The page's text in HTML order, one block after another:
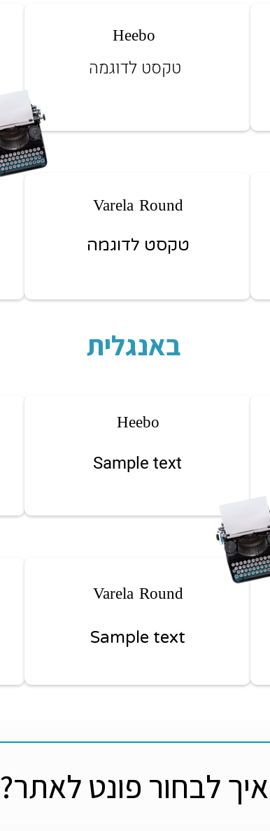
Heebo
טקסט לדוגמה
Varela Round
טקסט לדוגמה
באנגלית
Heebo
Sample text
Varela Round
Sample text
איך לבחור פונט לאתר?